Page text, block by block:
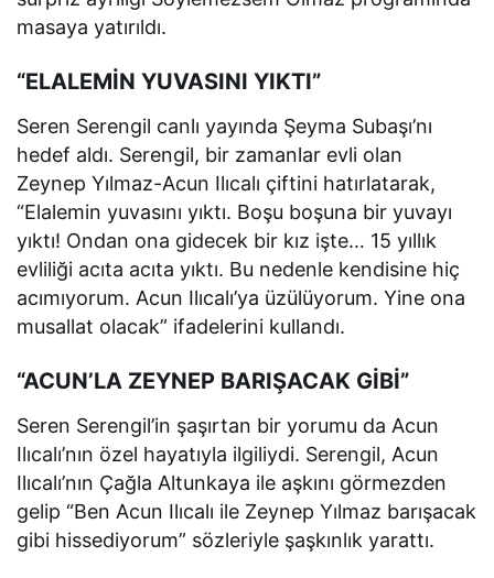
masaya yatırıldı.
“ELALEMİN YUVASINI YIKTI”
Seren Serengil canlı yayında Şeyma Subaşı’nı
hedef aldı. Serengil, bir zamanlar evli olan
Zeynep Yılmaz-Acun Ilıcalı çiftini hatırlatarak,
“Elalemin yuvasını yıktı. Boşu boşuna bir yuvayı
yıktı! Ondan ona gidecek bir kız işte… 15 yıllık
evliliği acıta acıta yıktı. Bu nedenle kendisine hiç
acımıyorum. Acun Ilıcalı’ya üzülüyorum. Yine ona
musallat olacak” ifadelerini kullandı.
“ACUN’LA ZEYNEP BARIŞACAK GİBİ”
Seren Serengil’in şaşırtan bir yorumu da Acun
Ilıcalı’nın özel hayatıyla ilgiliydi. Serengil, Acun
Ilıcalı’nın Çağla Altunkaya ile aşkını görmezden
gelip “Ben Acun Ilıcalı ile Zeynep Yılmaz barışacak
gibi hissediyorum” sözleriyle şaşkınlık yarattı.